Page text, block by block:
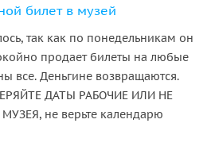
билет в музей
так как по понедельникам он
продает билеты на любые
все. Деньгине возвращаются.
ДАТЫ РАБОЧИЕ ИЛИ НЕ
не верьте календарю